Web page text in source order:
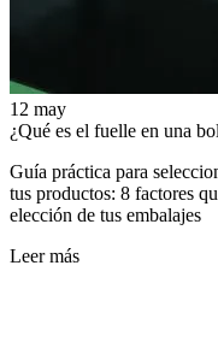
12 may
¿Qué es el fuelle en una
Guía práctica para
tus productos: 8 factores
elección de tus embalajes
Leer más